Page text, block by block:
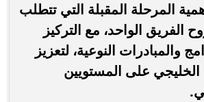
المرحلة المقبلة التي تتطلب
الفريق الواحد، مع التركيز
والمبادرات النوعية، لتعزيز
على المستويين